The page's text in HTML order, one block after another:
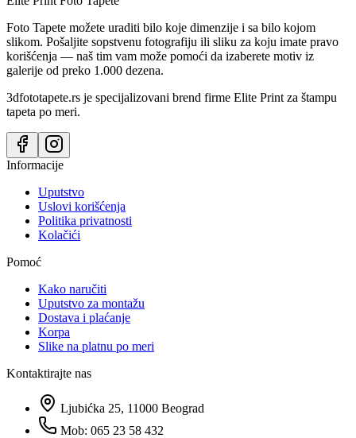
Foto Tapete možete uraditi bilo koje dimenzije i sa bilo kojom
slikom. Pošaljite sopstvenu fotografiju ili sliku za koju imate pravo
korišćenja — naš tim vam može pomoći da izaberete motiv iz
galerije od preko 1.000 dezena.
3dfototapete.rs je specijalizovani brend firme Elite Print za štampu
tapeta po meri.
Informacije
Uputstvo
Uslovi korišćenja
Politika privatnosti
Kolačići
Pomoć
Kako naručiti
Uputstvo za montažu
Dostava i plaćanje
Korpa
Slike na platnu po meri
Kontaktirajte nas
Ljubićka 25, 11000 Beograd
Mob: 065 23 58 432